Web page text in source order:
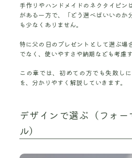
手作りやハンドメイドのネクタイピン
がある一方で、「どう選べばいいのか
も少なくありません。
特に父の日のプレゼントとして選ぶ場
でなく、使いやすさや納期なども考慮
この章では、初めての方でも失敗し
を、分かりやすく解説していきます。
デザインで選ぶ（フォ
ル）